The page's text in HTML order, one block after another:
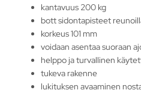
kantavuus 200 kg
bott sidontapisteet
korkeus 101 mm
voidaan asentaa suoraan
helppo ja turvallinen
tukeva rakenne
lukituksen avaaminen